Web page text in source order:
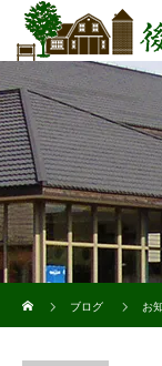
ブログ
お